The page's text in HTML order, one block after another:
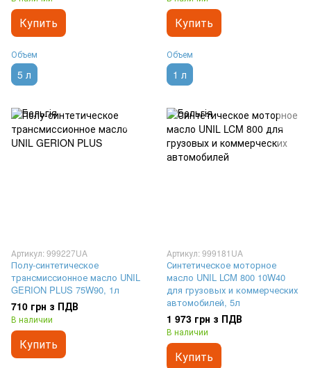
Купить
Объем
5 л
Купить
Объем
1 л
Артикул: 999227UA
Полу-синтетическое
трансмиссионное масло UNIL
GERION PLUS 75W90, 1л
710 грн з ПДВ
В наличии
Купить
Артикул: 999181UA
Синтетическое моторное
масло UNIL LCM 800 10W40
для грузовых и коммерческих
автомобилей, 5л
1 973 грн з ПДВ
В наличии
Купить